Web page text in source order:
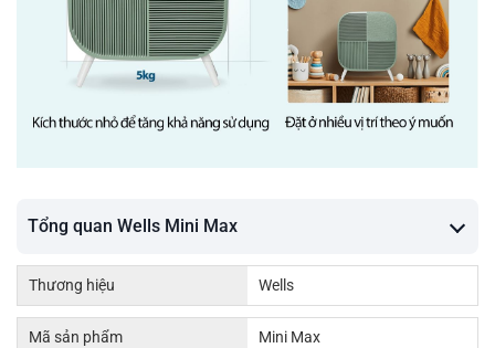
Tổng quan Wells Mini Max
Thương hiệu Wells
Mã sản phẩm Mini Max